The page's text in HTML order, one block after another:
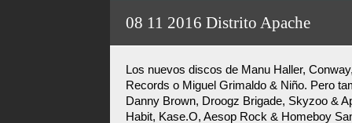
08 11 2016 Distrito Apache
Los nuevos discos de Manu Haller,
Records o Miguel Grimaldo & Niño. Pero
Danny Brown, Droogz Brigade, Skyzoo &
Habit, Kase.O, Aesop Rock & Homeboy